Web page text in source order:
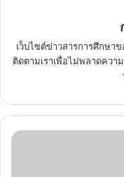
เว็บไซต์ข่าวสารการศึกษา
ติดตามเราเพื่อไม่พลาดคว
เงิน